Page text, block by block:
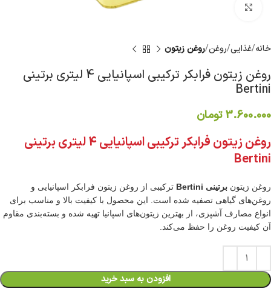
خانه غذایی روغن روغن زیتون
روغن زیتون فرابکر ترکیبی اسپانیایی 4 لیتری برتینی
Bertini
3.600.000 تومان
روغن زیتون فرابکر ترکیبی اسپانیایی 4 لیتری برتینی
Bertini
روغن زیتون برتینی Bertini
ترکیبی از روغن زیتون فرابکر اسپانیایی و
روغن‌های گیاهی تصفیه شده است. این محصول با کیفیت بالا و مناسب برای
انواع مصارف آشپزی، از بهترین زیتون‌های اسپانیا تهیه شده و بسته‌بندی مقاوم
آن کیفیت روغن را حفظ می‌کند.
افزودن به سبد خرید